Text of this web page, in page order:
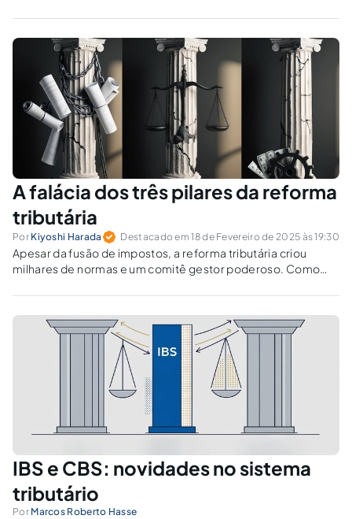
tributário.
A falácia dos três pilares da reforma
tributária
Por Kiyoshi Harada Destacado em 18 de Fevereiro de 2025 às 19:30
Apesar da fusão de impostos, a reforma tributária criou
milhares de normas e um comitê gestor poderoso. Como
burocracia?
IBS e CBS: novidades no sistema
tributário
Por Marcos Roberto Hasse